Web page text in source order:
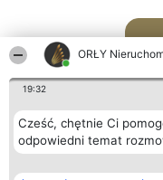
ORŁY
19:32
Cześć, chętnie Ci
odpowiedni temat
Organizator plebiscytu